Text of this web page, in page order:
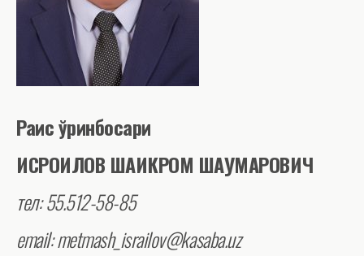
Раис ўринбосари
ИСРОИЛОВ ШАИКРОМ ШАУМАРОВИЧ
тел: 55.512-58-85
email: metmash_israilov@kasaba.uz